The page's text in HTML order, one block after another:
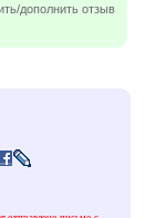
дополнить отзыв